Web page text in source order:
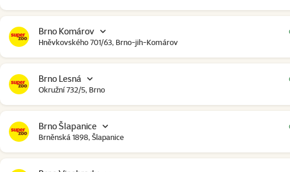
Brno Komárov
Hněvkovského 701/63, Brno-jih-Komárov
Brno Lesná
Okružní 732/5, Brno
Brno Šlapanice
Brněnská 1898, Šlapanice